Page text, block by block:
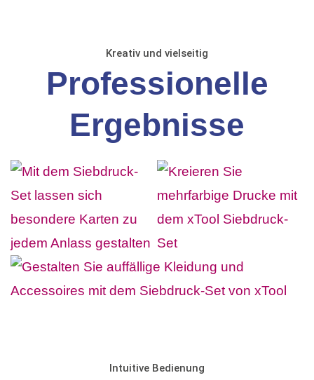
Kreativ und vielseitig
Professionelle
Ergebnisse
Intuitive Bedienung